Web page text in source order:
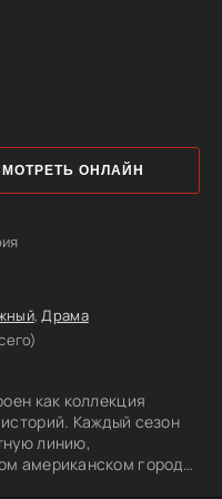
,Драма
как коллекция
Каждый сезон
линию,
американском городе
ОНЛАЙН